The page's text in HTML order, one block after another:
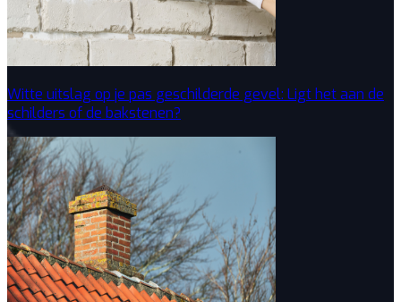
Witte uitslag op je pas geschilderde gevel: Ligt het aan de
schilders of de bakstenen?